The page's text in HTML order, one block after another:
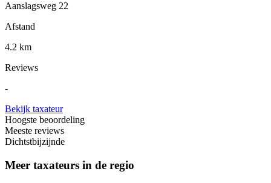
Aanslagsweg 22
Afstand
4.2 km
Reviews
-
Bekijk taxateur
Hoogste beoordeling
Meeste reviews
Dichtstbijzijnde
Meer taxateurs in de regio